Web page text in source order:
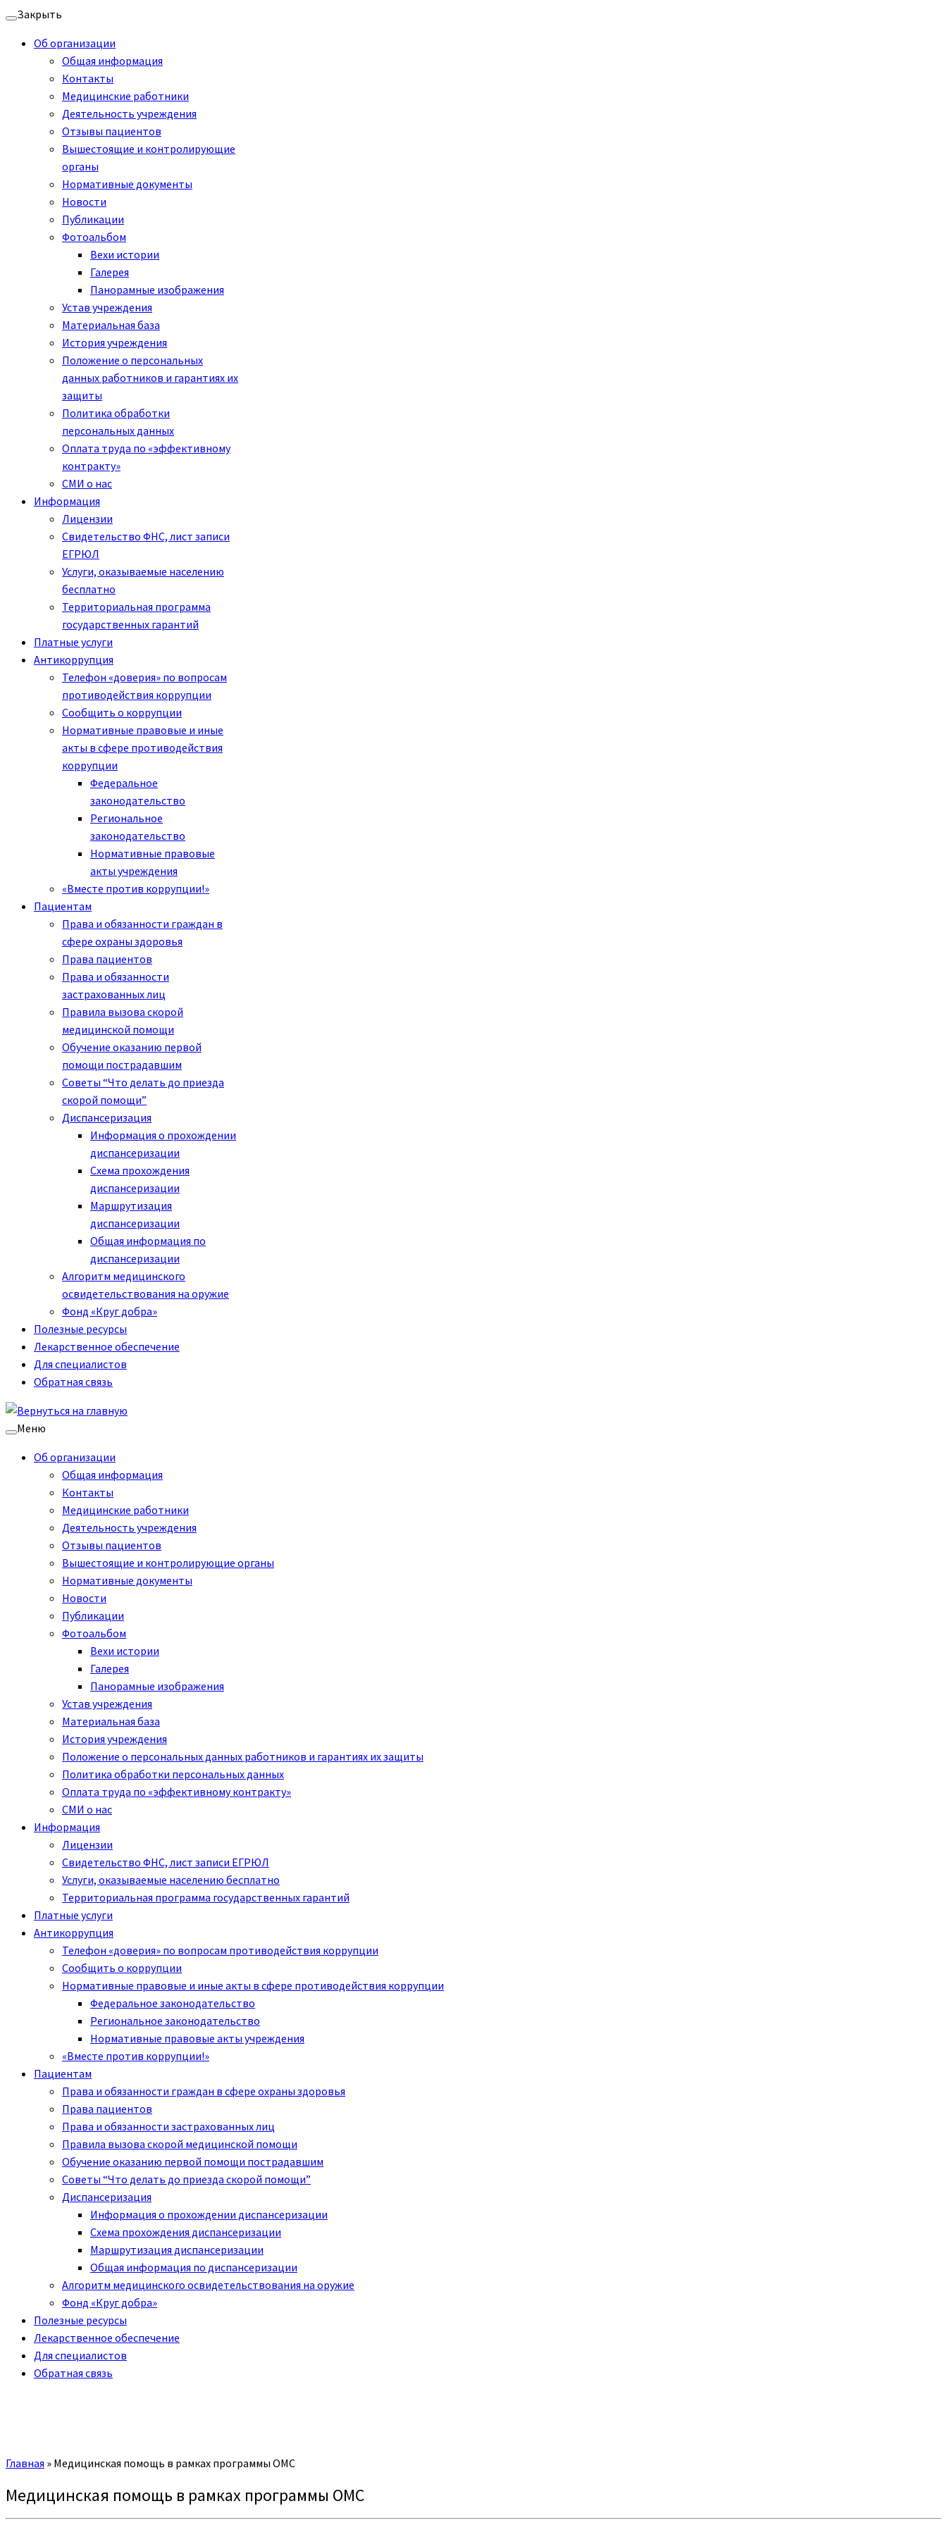
Перейти
содержимому
Закрыть
Об организации
Общая информация
Контакты
Медицинские работники
Деятельность учреждения
Отзывы пациентов
Вышестоящие и контролирующие
органы
Нормативные документы
Новости
Публикации
Фотоальбом
Вехи истории
Галерея
Панорамные изображения
Устав учреждения
Материальная база
История учреждения
Положение о персональных
данных работников и гарантиях их
защиты
Политика обработки
персональных данных
Оплата труда по «эффективному
контракту»
СМИ о нас
Информация
Лицензии
Свидетельство ФНС, лист записи
ЕГРЮЛ
Услуги, оказываемые населению
бесплатно
Территориальная программа
государственных гарантий
Платные услуги
Антикоррупция
Телефон «доверия» по вопросам
противодействия коррупции
Сообщить о коррупции
Нормативные правовые и иные
акты в сфере противодействия
коррупции
Федеральное
законодательство
Региональное
законодательство
Нормативные правовые
акты учреждения
«Вместе против коррупции!»
Пациентам
Права и обязанности граждан в
сфере охраны здоровья
Права пациентов
Права и обязанности
застрахованных лиц
Правила вызова скорой
медицинской помощи
Обучение оказанию первой
помощи пострадавшим
Советы “Что делать до приезда
скорой помощи”
Диспансеризация
Информация о прохождении
диспансеризации
Схема прохождения
диспансеризации
Маршрутизация
диспансеризации
Общая информация по
диспансеризации
Алгоритм медицинского
освидетельствования на оружие
Фонд «Круг добра»
Полезные ресурсы
Лекарственное обеспечение
Для специалистов
Обратная связь
Меню
Об организации
Общая информация
Контакты
Медицинские работники
Деятельность учреждения
Отзывы пациентов
Вышестоящие и контролирующие органы
Нормативные документы
Новости
Публикации
Фотоальбом
Вехи истории
Галерея
Панорамные изображения
Устав учреждения
Материальная база
История учреждения
Положение о персональных данных работников и гарантиях их защиты
Политика обработки персональных данных
Оплата труда по «эффективному контракту»
СМИ о нас
Информация
Лицензии
Свидетельство ФНС, лист записи ЕГРЮЛ
Услуги, оказываемые населению бесплатно
Территориальная программа государственных гарантий
Платные услуги
Антикоррупция
Телефон «доверия» по вопросам противодействия коррупции
Сообщить о коррупции
Нормативные правовые и иные акты в сфере противодействия коррупции
Федеральное законодательство
Региональное законодательство
Нормативные правовые акты учреждения
«Вместе против коррупции!»
Пациентам
Права и обязанности граждан в сфере охраны здоровья
Права пациентов
Права и обязанности застрахованных лиц
Правила вызова скорой медицинской помощи
Обучение оказанию первой помощи пострадавшим
Советы “Что делать до приезда скорой помощи”
Диспансеризация
Информация о прохождении диспансеризации
Схема прохождения диспансеризации
Маршрутизация диспансеризации
Общая информация по диспансеризации
Алгоритм медицинского освидетельствования на оружие
Фонд «Круг добра»
Полезные ресурсы
Лекарственное обеспечение
Для специалистов
Обратная связь
Главная » Медицинская помощь в рамках программы ОМС
Медицинская помощь в рамках программы ОМС